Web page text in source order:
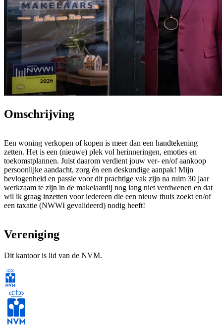
Omschrijving
Een woning verkopen of kopen is meer dan een handtekening
zetten. Het is een (nieuwe) plek vol herinneringen, emoties en
toekomstplannen. Juist daarom verdient jouw ver- en/of aankoop
persoonlijke aandacht, zorg én een deskundige aanpak! Mijn
bevlogenheid en passie voor dit prachtige vak zijn na ruim 30 jaar
werkzaam te zijn in de makelaardij nog lang niet verdwenen en dat
wil ik graag inzetten voor iedereen die een nieuw thuis zoekt en/of
een taxatie (NWWI gevalideerd) nodig heeft!
Vereniging
Dit kantoor is lid van de NVM.